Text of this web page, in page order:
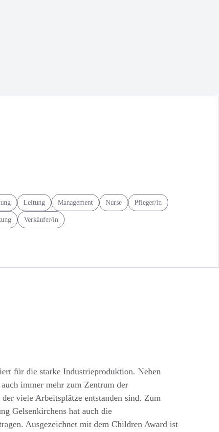
Leitung Management Nurse Pfleger/in
Verkäufer/in
für die starke Industrieproduktion. Neben
immer mehr zum Zentrum der
viele Arbeitsplätze entstanden sind. Zum
Gelsenkirchens hat auch die
Ausgezeichnet mit dem Children Award ist